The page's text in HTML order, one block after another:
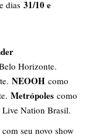
dias 31/10 e
Horizonte.
NEOOH como
Metrópoles como
Live Nation Brasil.
seu novo show